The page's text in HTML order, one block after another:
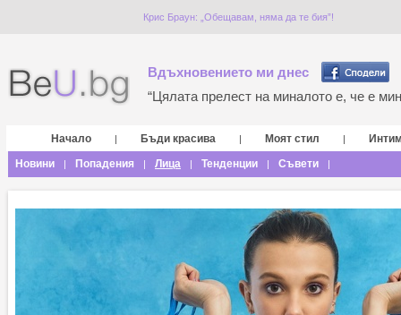
Крис Браун: „Обещавам, няма да те бия”!
Вдъхновението ми днес
“Цялата прелест на миналото е, че е
Начало | Бъди красива | Моят стил |
Новини
| Попадения | Лица | Тенденции | Съвети |